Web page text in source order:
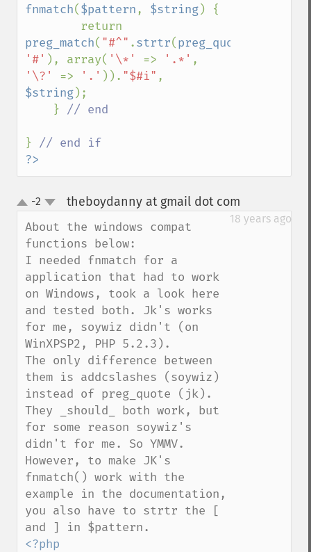
fnmatch($pattern, $string) {
preg_match( "#^" .strtr(preg_quote
'#' ), array( '\*' => '.*'
'\?' => '.' )). "$#i"
$string);
    }
// end
}
?>
up
down
-2 theboydanny at gmail dot com
18 years ago
About the windows compat
functions below:
I needed fnmatch for a
application that had to work
on Windows, took a look here
and tested both. Jk's works
for me, soywiz didn't (on
WinXPSP2, PHP 5.2.3).
The only difference between
them is addcslashes (soywiz)
instead of preg_quote (jk).
They _should_ both work, but
for some reason soywiz's
didn't for me. So YMMV.
However, to make JK's
fnmatch() work with the
example in the documentation,
you also have to strtr the [
<?php